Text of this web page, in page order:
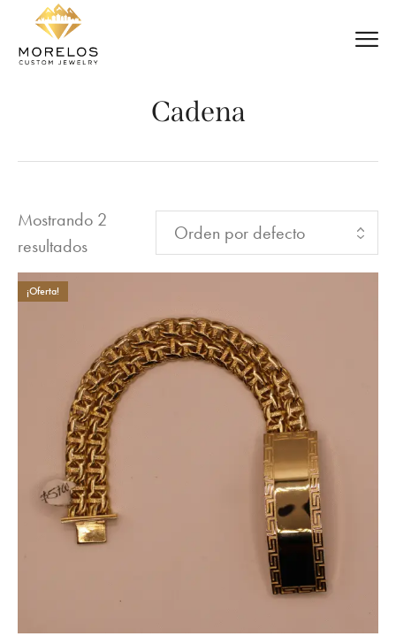
Cadena
Mostrando 2
resultados
¡Oferta!